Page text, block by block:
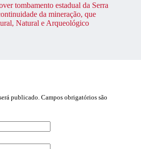
tombamento estadual da Serra
da mineração, que
Natural e Arqueológico
publicado. Campos obrigatórios são